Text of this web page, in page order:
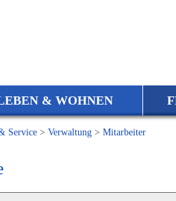
& WOHNEN
Service > Verwaltung > Mitarbeiter